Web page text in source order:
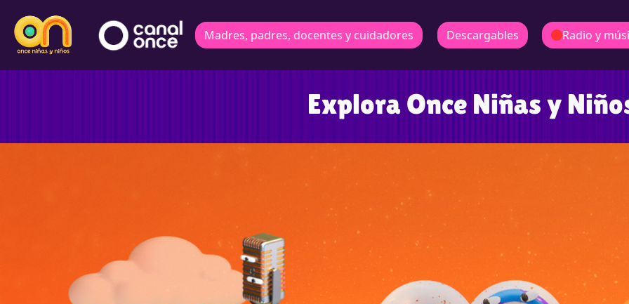
Madres, padres, docentes y cuidadores Descargables Radio y
Explora Once Niñas y